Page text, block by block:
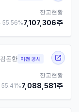
잔고현황
55.56%7,107,306주
김돈한 이전 공시
잔고현황
55.41%7,088,581주